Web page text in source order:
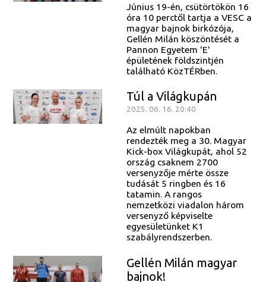
Június 19-én, csütörtökön 16
óra 10 perctől tartja a VESC a
magyar bajnok birkózója,
Gellén Milán köszöntését a
Pannon Egyetem 'E'
épületének földszintjén
található KözTÉRben.
Túl a Világkupán
2025. 06. 16. 20:40
Az elmúlt napokban
rendezték meg a 30. Magyar
Kick-box Világkupát, ahol 52
ország csaknem 2700
versenyzője mérte össze
tudását 5 ringben és 16
tatamin. A rangos
nemzetközi viadalon három
versenyző képviselte
egyesületünket K1
szabályrendszerben.
Gellén Milán magyar
bajnok!